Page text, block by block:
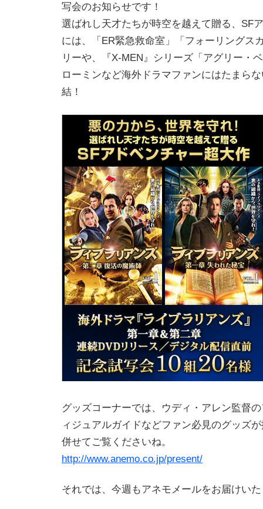
写会のお知らせです！
選ばれし天才たちが時空を越えて贈る、SF
には、「ER緊急救命室」「フォーリングス
リーや、『X-MEN』シリーズ「アグリー・
ローミンなど海外ドラマファンにはたまら
結！
グッズコーナーでは、ウディ・アレン監督
ィジュアルガイドなどファン必見のグッズ
併せてご覧くださいね。
http://www.anemo.co.jp/present/
それでは、今週もアネモメールをお届けい